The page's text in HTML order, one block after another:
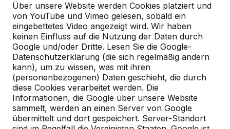
Über unsere Website werden Cookies platziert und
von YouTube und Vimeo gelesen, sobald ein
eingebettetes Video angezeigt wird. Wir haben
keinen Einfluss auf die Nutzung der Daten durch
Google und/oder Dritte. Lesen Sie die Google-
Datenschutzerklärung (die sich regelmäßig ändern
kann), um zu wissen, was mit ihren
(personenbezogenen) Daten geschieht, die durch
diese Cookies verarbeitet werden. Die
Informationen, die Google über unsere Website
sammelt, werden an einen Server von Google
übermittelt und dort gespeichert. Server-Standort
Zie ook
Bickenbach